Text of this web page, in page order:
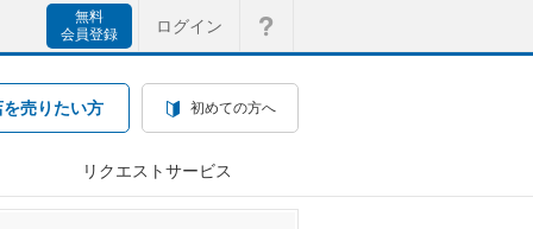
無料
会員登録
ログイン
を売りたい方 初めての方へ
リクエストサービス